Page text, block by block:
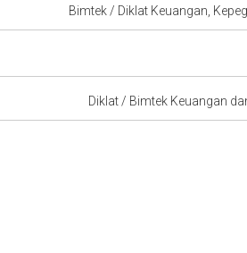
Bimtek / Diklat Keuangan,
Diklat / Bimtek Keuangan dan